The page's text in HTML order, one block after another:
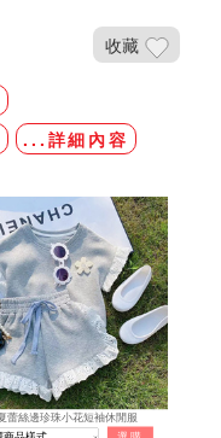
收藏
...詳細內容